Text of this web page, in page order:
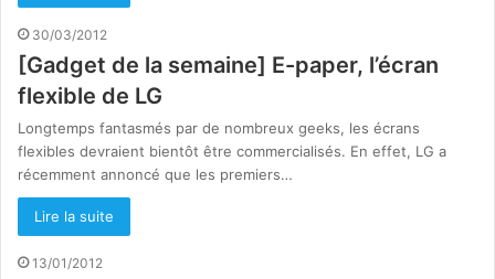
30/03/2012
[Gadget de la semaine] E-paper, l’écran
flexible de LG
Longtemps fantasmés par de nombreux geeks, les écrans
flexibles devraient bientôt être commercialisés. En effet, LG a
récemment annoncé que les premiers…
Lire la suite
13/01/2012